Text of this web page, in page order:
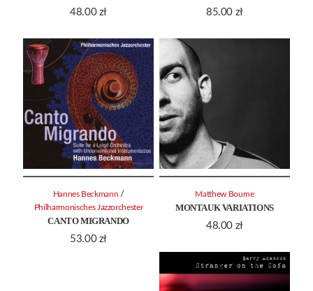
48.00 zł
85.00 zł
CANTO MIGRANDO
53.00 zł
Hannes Beckmann /
Philharmonisches Jazzorchester
MONTAUK VARIATIONS
48.00 zł
Matthew Bourne